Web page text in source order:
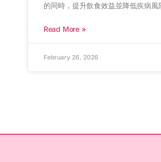
的同時，提升飲食效益並降低疾病風
Read More »
February 26, 2026